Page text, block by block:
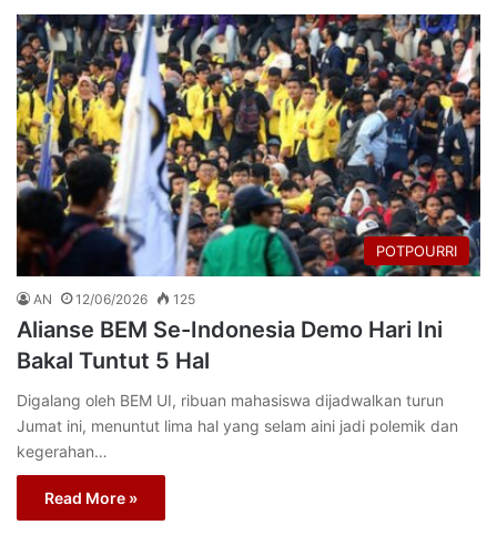
POTPOURRI
AN 12/06/2026 125
Alianse BEM Se-Indonesia Demo Hari Ini
Bakal Tuntut 5 Hal
Digalang oleh BEM UI, ribuan mahasiswa dijadwalkan turun
Jumat ini, menuntut lima hal yang selam aini jadi polemik dan
kegerahan…
Read More »